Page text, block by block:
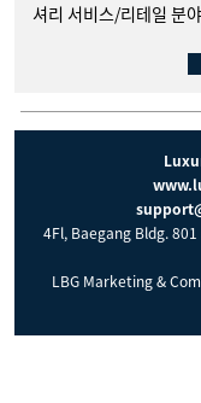
셔리 서비스/리테일 분
4Fl, Baegang Bldg.
LBG Marketing &